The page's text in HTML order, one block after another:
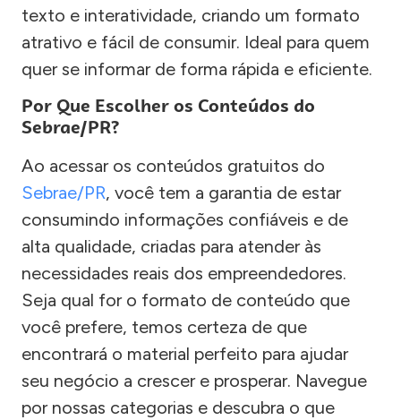
texto e interatividade, criando um formato
atrativo e fácil de consumir. Ideal para quem
quer se informar de forma rápida e eficiente.
Por Que Escolher os Conteúdos do
Sebrae/PR?
Ao acessar os conteúdos gratuitos do
Sebrae/PR, você tem a garantia de estar
consumindo informações confiáveis e de
alta qualidade, criadas para atender às
necessidades reais dos empreendedores.
Seja qual for o formato de conteúdo que
você prefere, temos certeza de que
encontrará o material perfeito para ajudar
seu negócio a crescer e prosperar. Navegue
por nossas categorias e descubra o que